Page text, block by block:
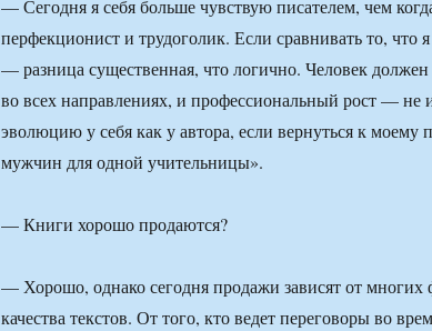
— Сегодня я себя больше чувствую писателем, чем
перфекционист и трудоголик. Если сравнивать то, что
— разница существенная, что логично. Человек должен
во всех направлениях, и профессиональный рост —
эволюцию у себя как у автора, если вернуться к моему
мужчин для одной учительницы».
— Книги хорошо продаются?
— Хорошо, однако сегодня продажи зависят от многих
качества текстов. От того, кто ведет переговоры во